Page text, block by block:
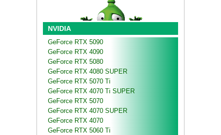
NVIDIA
GeForce RTX 5090
GeForce RTX 4090
GeForce RTX 5080
GeForce RTX 4080 SUPER
GeForce RTX 5070 Ti
GeForce RTX 4070 Ti SUPER
GeForce RTX 5070
GeForce RTX 4070 SUPER
GeForce RTX 4070
GeForce RTX 5060 Ti